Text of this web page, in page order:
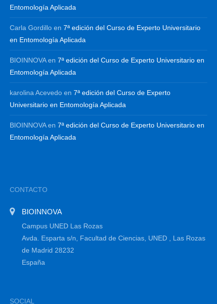
Entomología Aplicada
Carla Gordillo en 7ª edición del Curso de Experto Universitario
en Entomología Aplicada
BIOINNOVAen 7ª edición del Curso de Experto Universitario en
Entomología Aplicada
karolina Acevedo en 7ª edición del Curso de Experto
Universitario en Entomología Aplicada
BIOINNOVAen 7ª edición del Curso de Experto Universitario en
Entomología Aplicada
CONTACTO
BIOINNOVA
Campus UNED Las Rozas
Avda. Esparta s/n, Facultad de Ciencias, UNED , Las Rozas
de Madrid 28232
España
SOCIAL